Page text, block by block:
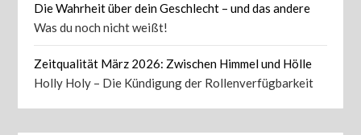
Die Wahrheit über dein Geschlecht – und das andere
Was du noch nicht weißt!
Zeitqualität März 2026: Zwischen Himmel und Hölle
Holly Holy – Die Kündigung der Rollenverfügbarkeit